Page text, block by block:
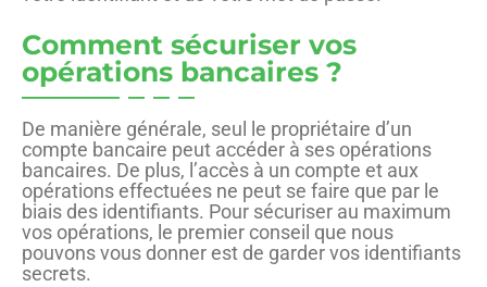
Comment sécuriser vos
opérations bancaires ?
De manière générale, seul le propriétaire d’un
compte bancaire peut accéder à ses opérations
bancaires. De plus, l’accès à un compte et aux
opérations effectuées ne peut se faire que par le
biais des identifiants. Pour sécuriser au maximum
vos opérations, le premier conseil que nous
pouvons vous donner est de garder vos identifiants
secrets.